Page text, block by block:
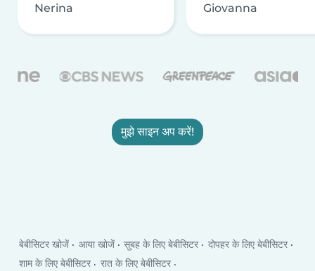
Nerina Giovanna
मुझे साइन अप करें!
बेबीसिटर खोजें आया खोजें सुबह के लिए बेबीसिटर
दोपहर के लिए बेबीसिटर
शाम के लिए बेबीसिटर
रात के लिए बेबीसिटर